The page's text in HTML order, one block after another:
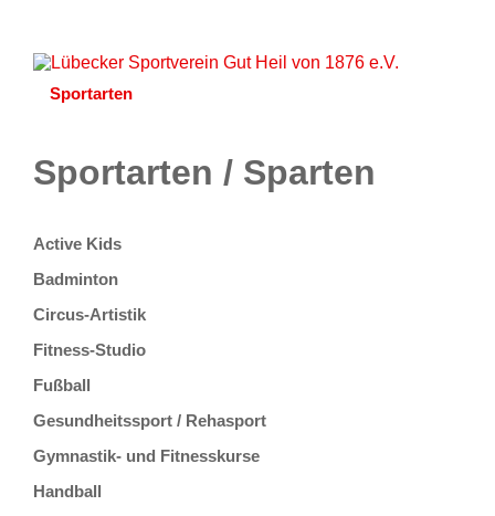
Sportarten
Sportarten / Sparten
Active Kids
Badminton
Circus-Artistik
Fitness-Studio
Fußball
Gesundheitssport / Rehasport
Gymnastik- und Fitnesskurse
Handball